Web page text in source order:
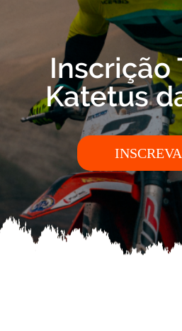
Inscrição
Katetus